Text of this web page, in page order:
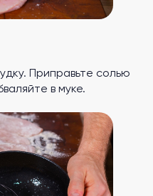
Приправьте солью
в муке.